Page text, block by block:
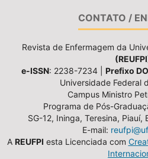
CONTATO /
Revista de Enfermagem da
e-ISSN: 2238-7234 | Prefixo
Universidade Federal
Campus Ministro
Programa de Pós-
SG-12, Ininga, Teresina,
E-mail:
A REUFPI esta Licenciada com